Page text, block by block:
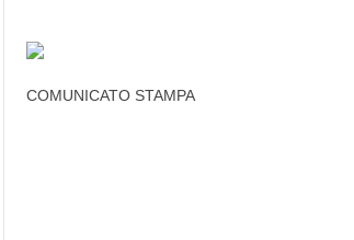
COMUNICATO STAMPA